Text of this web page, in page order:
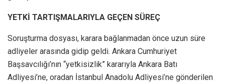
YETKİ TARTIŞMALARIYLA GEÇEN SÜREÇ
Soruşturma dosyası, karara bağlanmadan önce uzun süre
adliyeler arasında gidip geldi. Ankara Cumhuriyet
Başsavcılığı’nın “yetkisizlik” kararıyla Ankara Batı
Adliyesi’ne, oradan İstanbul Anadolu Adliyesi’ne gönderilen